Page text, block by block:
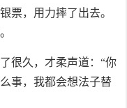
票，用力摔了出去。
很久，才柔声道：“你
事，我都会想法子替